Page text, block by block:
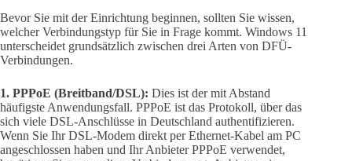
Bevor Sie mit der Einrichtung beginnen, sollten Sie wissen,
welcher Verbindungstyp für Sie in Frage kommt. Windows 11
unterscheidet grundsätzlich zwischen drei Arten von DFÜ-
Verbindungen.
1. PPPoE (Breitband/DSL): Dies ist der mit Abstand
häufigste Anwendungsfall. PPPoE ist das Protokoll, über das
sich viele DSL-Anschlüsse in Deutschland authentifizieren.
Wenn Sie Ihr DSL-Modem direkt per Ethernet-Kabel am PC
angeschlossen haben und Ihr Anbieter PPPoE verwendet,